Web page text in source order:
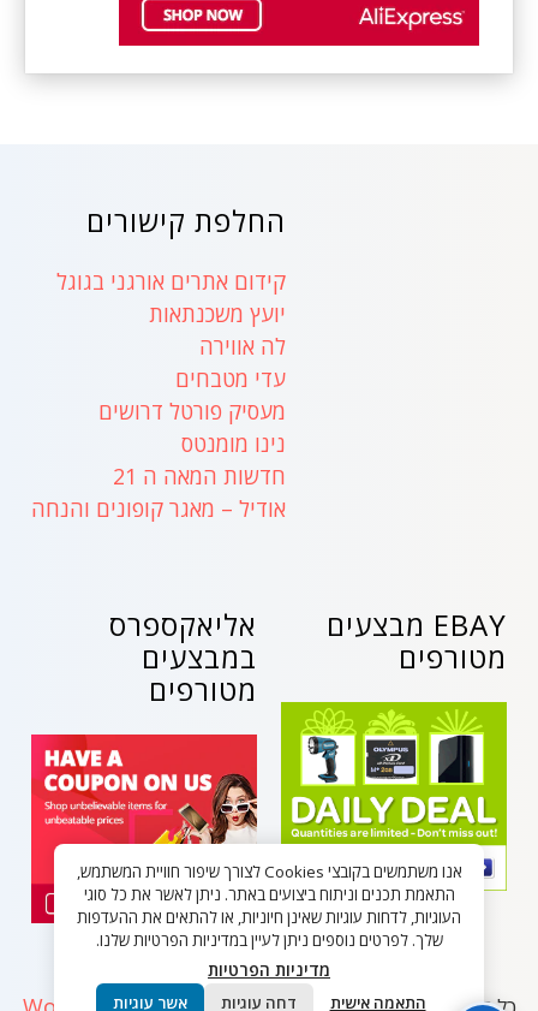
החלפת קישורים
קידום אתרים אורגני בגוגל
יועץ משכנתאות
לה אווירה
עדי מטבחים
מעסיק פורטל דרושים
נינו מומנטס
חדשות המאה ה 21
אודיל – מאגר קופונים והנחה
אליאקספרס
במבצעים
מטורפים
EBAY מבצעים
מטורפים
אנו משתמשים בקובצי Cookies לצורך שיפור חוויית המשתמש,
התאמת תכנים וניתוח ביצועים באתר. ניתן לאשר את כל סוגי
העוגיות, לדחות עוגיות שאינן חיוניות, או להתאים את ההעדפות
שלך. לפרטים נוספים ניתן לעיין במדיניות הפרטיות שלנו.
מדיניות הפרטיות
התאמה אישית דחה עוגיות אשר עוגיות